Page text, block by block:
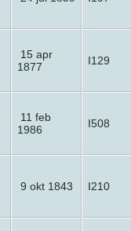
15 apr
1877
I129
11 feb
1986
I508
9 okt 1843 I210